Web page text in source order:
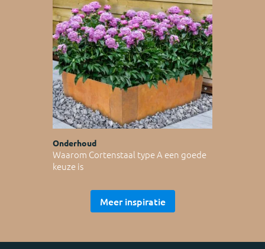
Onderhoud
Waarom Cortenstaal type A een goede
keuze is
Meer inspiratie